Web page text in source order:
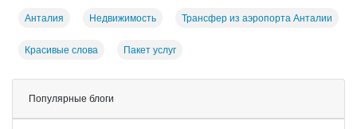
Анталия Недвижимость Трансфер из аэропорта Анталии
Красивые слова Пакет услуг
Популярные блоги